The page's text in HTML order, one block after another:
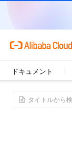
ドキュメント